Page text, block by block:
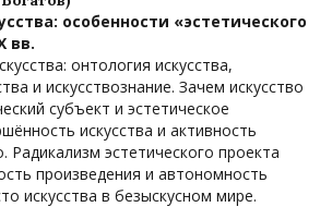
особенности «эстетического
вв.
онтология искусства,
и искусствознание. Зачем искусство
субъект и эстетическое
искусства и активность
эстетического проекта
произведения и автономность
искусства в безыскусном мире.